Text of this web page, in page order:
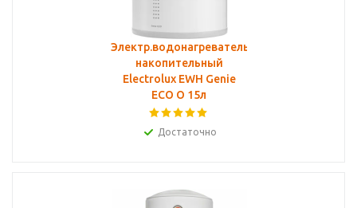
Электр.водонагреватель
накопительный
Electrolux EWH Genie
ECO O 15л
Достаточно